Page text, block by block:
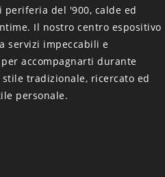
del '900, calde ed
Il nostro centro espositivo
servizi impeccabili e
accompagnarti durante
tradizionale, ricercato ed
personale.